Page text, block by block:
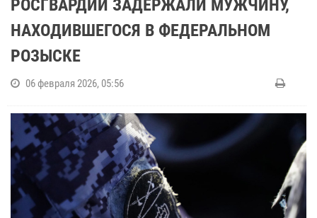
РОСГВАРДИИ ЗАДЕРЖАЛИ МУЖЧИНУ,
НАХОДИВШЕГОСЯ В ФЕДЕРАЛЬНОМ
РОЗЫСКЕ
06 февраля 2026, 05:56